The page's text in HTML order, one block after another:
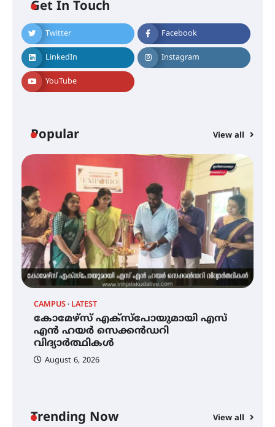
Get In Touch
Twitter Facebook
LinkedIn Instagram
YouTube
Popular View all
CAMPUS LATEST
കോമേഴ്സ് എക്സ്പോയുമായി എസ്
എൻ ഹയർ സെക്കൻഡറി
വിദ്യാർത്ഥികൾ
August 6, 2026
Trending Now View all
സർഗ്ഗസാഹിതി- കവിതാസംഗമം
2026 കവിതാ ചർച്ച കാട്ടൂർ, ടി. കെ.
ബാലൻ ഹാളിൽ 16ന്
ഐ.ഐ.ടി മദ്രാസ്സിൽ നിന്നും
ഡോക്ടറേറ്റ് – ഇരിങ്ങാലക്കുട
സ്വദേശി ആതിര എം കെ യുടെ
നേട്ടം പ്രതിസന്ധികളോട് പൊരുതി
മെഡിക്കൽ ക്യാമ്പ്
തായ് ചി – ക്വിഗോങ്ങ്
പരിചയപ്പെടാം